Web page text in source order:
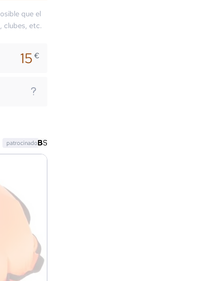
que el
clubes, etc.
15€
patrocinado